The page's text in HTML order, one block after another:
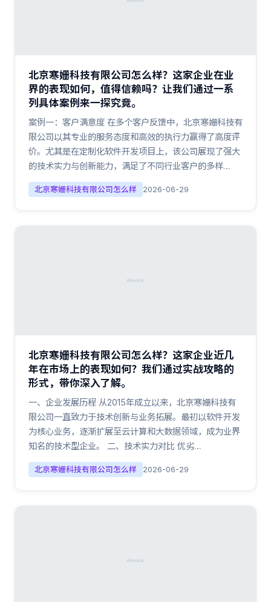
北京寒姗科技有限公司怎么样？这家企业在业
界的表现如何，值得信赖吗？让我们通过一系
列具体案例来一探究竟。
案例一：客户满意度 在多个客户反馈中，北京寒姗科技有
限公司以其专业的服务态度和高效的执行力赢得了高度评
价。尤其是在定制化软件开发项目上，该公司展现了强大
的技术实力与创新能力，满足了不同行业客户的多样…
北京寒姗科技有限公司怎么样 2026-06-29
北京寒姗科技有限公司怎么样？这家企业近几
年在市场上的表现如何？我们通过实战攻略的
形式，带你深入了解。
一、企业发展历程 从2015年成立以来，北京寒姗科技有
限公司一直致力于技术创新与业务拓展。最初以软件开发
为核心业务，逐渐扩展至云计算和大数据领域，成为业界
知名的技术型企业。 二、技术实力对比 优劣…
北京寒姗科技有限公司怎么样 2026-06-29